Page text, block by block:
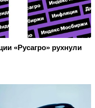
«Русагро» рухнули